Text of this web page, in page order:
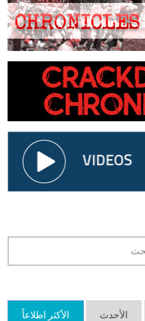
الأكثر اطلاعاً الأحدث